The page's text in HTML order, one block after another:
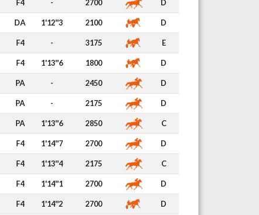
F4 - 2700 D
DA 1'12''3 2100 D
F4 - 3175 E
F4 1'13''6 1800 D
PA - 2450 D
PA - 2175 D
PA 1'13''6 2850 C
F4 1'14''7 2700 D
F4 1'13''4 2175 C
F4 1'14''1 2700 D
F4 1'14''2 2700 D